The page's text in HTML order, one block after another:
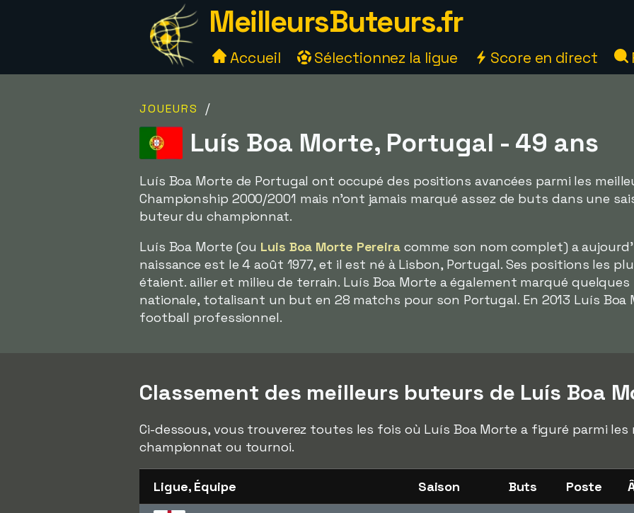
MeilleursButeurs.fr
Accueil Sélectionnez la ligue Score en direct
JOUEURS /
Luís Boa Morte, Portugal - 49 ans
Luís Boa Morte de Portugal ont occupé des positions avancées parmi les
Championship 2000/2001 mais n'ont jamais marqué assez de buts dans une
buteur du championnat.
Luís Boa Morte (ou Luis Boa Morte Pereiracomme son nom complet) a
naissance est le 4 août 1977, et il est né à Lisbon, Portugal. Ses positions les
étaient. ailier et milieu de terrain. Luís Boa Morte a également marqué
nationale, totalisant un but en 28 matchs pour son Portugal. En 2013 Luís Boa
football professionnel.
Classement des meilleurs buteurs de Luís Boa
Ci-dessous, vous trouverez toutes les fois où Luís Boa Morte a figuré parmi
championnat ou tournoi.
Ligue, Équipe Saison Buts Poste